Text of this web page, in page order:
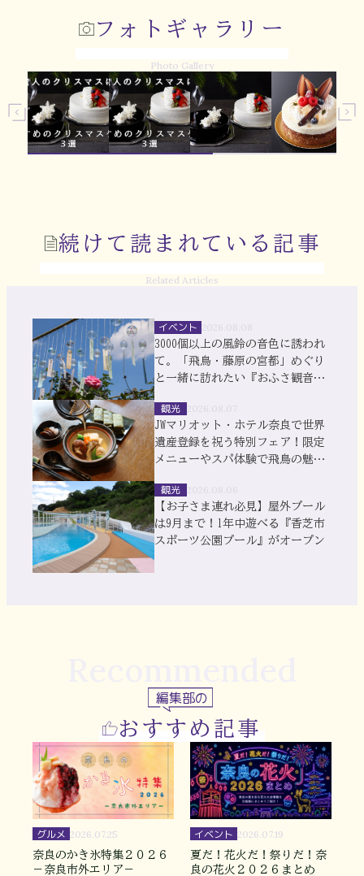
フォトギャラリー
Photo Gallery
続けて読まれている記事
Related Articles
イベント
3000個以上の風鈴の音色に誘われ
て。「飛鳥・藤原の宮都」めぐり
と一緒に訪れたい『おふさ観音』
観光
JWマリオット・ホテル奈良で世界
遺産登録を祝う特別フェア！限定
メニューやスパ体験で飛鳥の魅力
観光
【お子さま連れ必見】屋外プール
は9月まで！1年中遊べる『香芝市
スポーツ公園プール』がオープン
編集部の
おすすめ記事
グルメ 2026.07.25
奈良のかき氷特集２０２６
－奈良市外エリア－
イベント 2026.07.19
夏だ！花火だ！祭りだ！奈
良の花火２０２６まとめ